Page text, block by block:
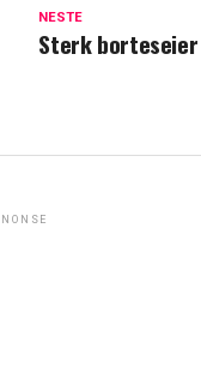
NESTE
Sterk